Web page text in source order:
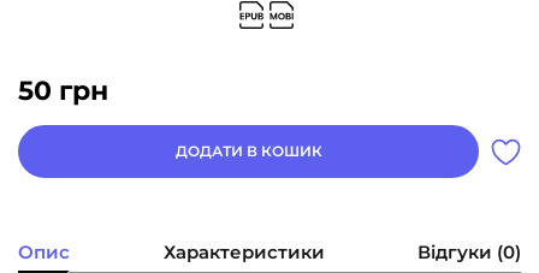
50 грн
ДОДАТИ В КОШИК
Опис Характеристики Відгуки (0)